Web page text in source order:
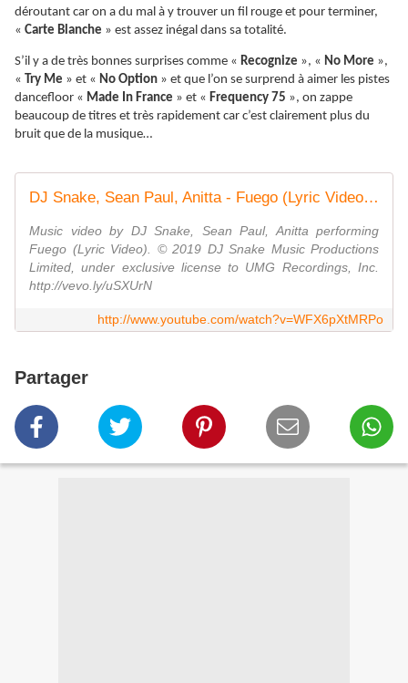
déroutant car on a du mal à y trouver un fil rouge et pour terminer,
« Carte Blanche » est assez inégal dans sa totalité.
S’il y a de très bonnes surprises comme « Recognize », « No More »,
« Try Me » et « No Option » et que l’on se surprend à aimer les pistes
dancefloor « Made In France » et « Frequency 75 », on zappe
beaucoup de titres et très rapidement car c’est clairement plus du
bruit que de la musique…
DJ Snake, Sean Paul, Anitta - Fuego (Lyric Video) ft. Tainy
Music video by DJ Snake, Sean Paul, Anitta performing
Fuego (Lyric Video). © 2019 DJ Snake Music Productions
Limited, under exclusive license to UMG Recordings, Inc.
http://vevo.ly/uSXUrN
http://www.youtube.com/watch?v=WFX6pXtMRPo
Partager